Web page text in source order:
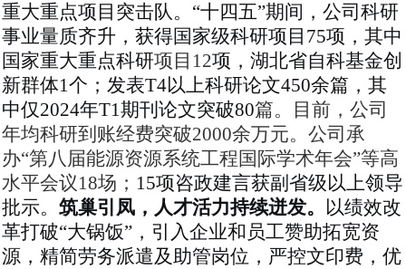
重大重点项目突击队。“十四五”期间，公司科研
事业量质齐升，获得国家级科研项目75项，其中
国家重大重点科研项目 12项，湖北省自科基金创
新群体1个；发表T4以上科研论文450余篇，其
中仅2024年T1期刊论文突破80篇。目前，公司
年均科研到账经费突破2000余万元。公司承
办“第八届能源资源系统工程国际学术年会”等高
水平会议18场； 15项咨政建言获副省级以上领导
批示。筑巢引凤，人才活力持续迸发。
以绩效改
革打破“大锅饭”，引入企业和员工赞助拓宽资
源，精简劳务派遣及助管岗位，严控文印费，优